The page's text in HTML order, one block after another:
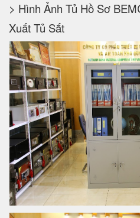
> Hình Ảnh Tủ Hồ Sơ
Xuất Tủ Sắt